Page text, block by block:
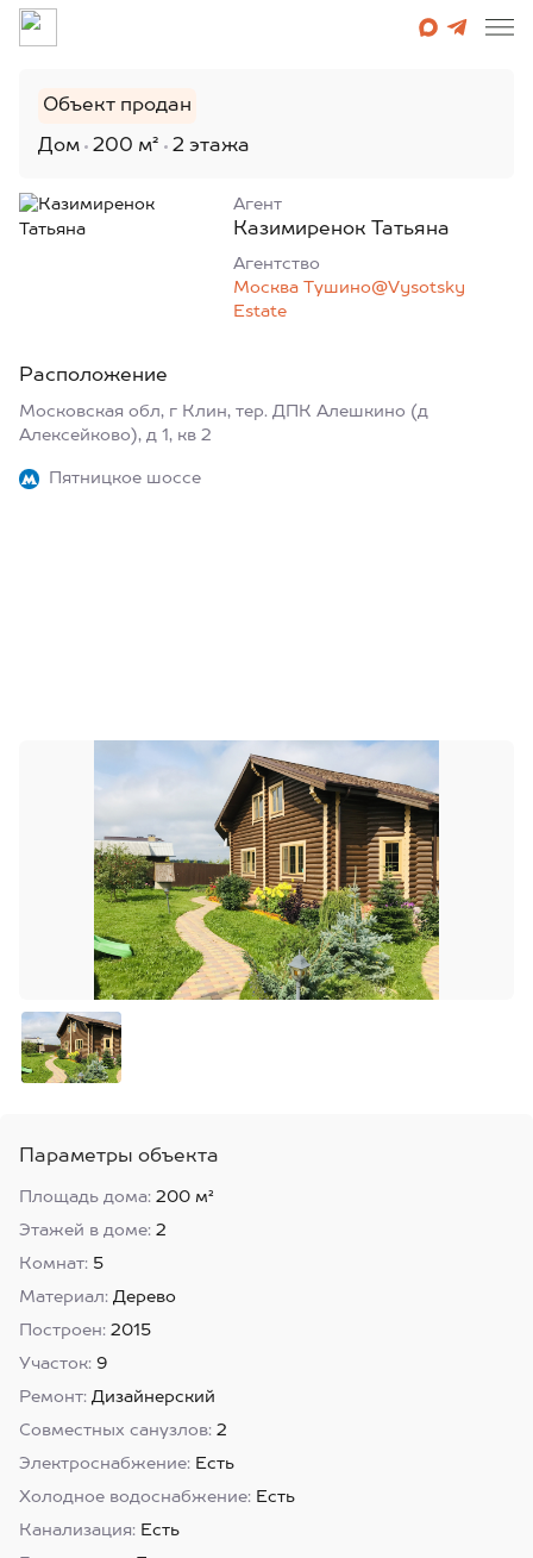
Объект продан
Дом 200 м² 2 этажа
Агент
Казимиренок Татьяна
Агентcтво
Москва Тушино@Vysotsky
Estate
Расположение
Московская обл, г Клин, тер. ДПК Алешкино (д
Алексейково), д 1, кв 2
Пятницкое шоссе
Параметры объекта
Площадь дома: 200 м²
Этажей в доме: 2
Комнат: 5
Материал: Дерево
Построен: 2015
Участок: 9
Ремонт: Дизайнерский
Совместных санузлов: 2
Электроснабжение: Есть
Холодное водоснабжение: Есть
Канализация: Есть